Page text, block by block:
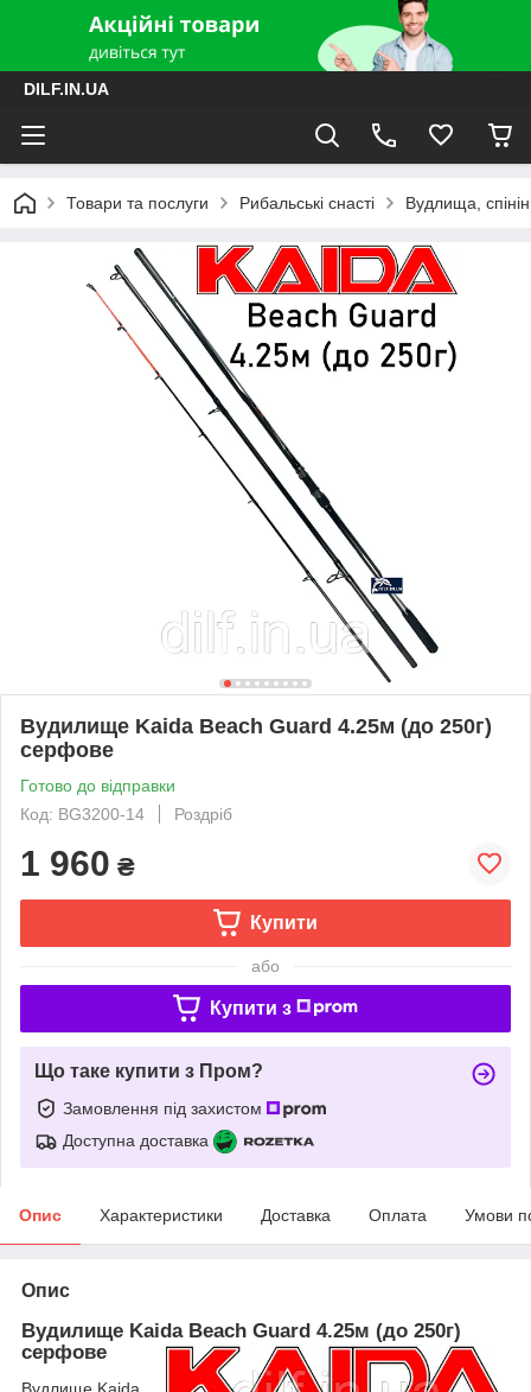
DILF.IN.UA
Товари та послуги Рибальські снасті Вудлища,
Вудилище Kaida Beach Guard 4.25м (до 250г)
серфове
Готово до відправки
Код: BG3200-14
Роздріб
1 960 ₴
Купити
або
Купити з
Що таке купити з Пром?
Замовлення під захистом
Доступна доставка
Опис Характеристики Доставка Оплата Умови
Опис
Вудилище Kaida Beach Guard 4.25м (до 250г)
серфове
Вудлище Kaida